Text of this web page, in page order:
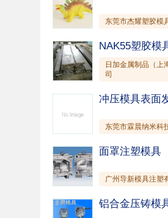
东莞市杰耀塑胶模
NAK55塑胶模
日加金属制品（上
司
东莞市霖晨纳米科
面罩注塑模具
广州导新模具注塑
铝合金压铸模